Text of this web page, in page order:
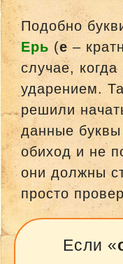
Подобно
Ерь (е–
случае,
ударением.
решили
данные
обиход и не
они должны
просто
Если «